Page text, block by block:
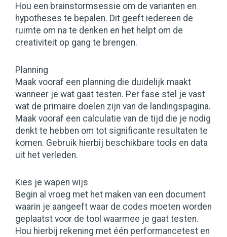
Hou een brainstormsessie om de varianten en
hypotheses te bepalen. Dit geeft iedereen de
ruimte om na te denken en het helpt om de
creativiteit op gang te brengen.
Planning
Maak vooraf een planning die duidelijk maakt
wanneer je wat gaat testen. Per fase stel je vast
wat de primaire doelen zijn van de landingspagina.
Maak vooraf een calculatie van de tijd die je nodig
denkt te hebben om tot significante resultaten te
komen. Gebruik hierbij beschikbare tools en data
uit het verleden.
Kies je wapen wijs
Begin al vroeg met het maken van een document
waarin je aangeeft waar de codes moeten worden
geplaatst voor de tool waarmee je gaat testen.
Hou hierbij rekening met één performancetest en